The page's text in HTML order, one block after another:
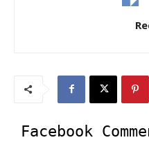
Facebook